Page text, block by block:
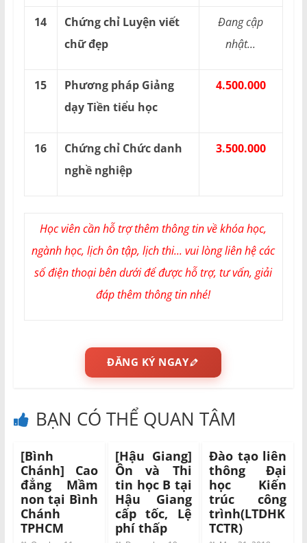
14
Chứng chỉ Luyện viết
chữ đẹp
Đang cập
nhật...
15
Phương pháp Giảng
dạy Tiền tiểu học
4.500.000
16
Chứng chỉ Chức danh
nghề nghiệp
3.500.000
Học viên cần hỗ trợ thêm thông tin về khóa học,
ngành học, lịch ôn tập, lịch thi... vui lòng liên hệ các
số điện thoại bên dưới để được hỗ trợ, tư vấn, giải
đáp thêm thông tin nhé!
ĐĂNG KÝ NGAY
BẠN CÓ THỂ QUAN TÂM
[Bình
Chánh] Cao
đẳng Mầm
non tại Bình
Chánh
TPHCM
[Hậu Giang]
Ôn và Thi
tin học B tại
Hậu Giang
cấp tốc, Lệ
phí thấp
Đào tạo liên
thông Đại
học Kiến
trúc công
trình(LTDHK
TCTR)